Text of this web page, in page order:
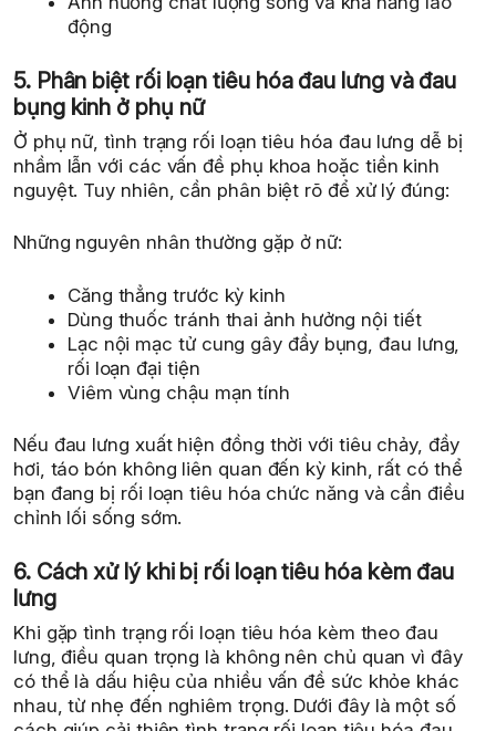
động
5. Phân biệt rối loạn tiêu hóa đau lưng và đau
bụng kinh ở phụ nữ
Ở phụ nữ, tình trạng rối loạn tiêu hóa đau lưng dễ bị
nhầm lẫn với các vấn đề phụ khoa hoặc tiền kinh
nguyệt. Tuy nhiên, cần phân biệt rõ để xử lý đúng:
Những nguyên nhân thường gặp ở nữ:
Căng thẳng trước kỳ kinh
Dùng thuốc tránh thai ảnh hưởng nội tiết
Lạc nội mạc tử cung gây đầy bụng, đau lưng,
rối loạn đại tiện
Viêm vùng chậu mạn tính
Nếu đau lưng xuất hiện đồng thời với tiêu chảy, đầy
hơi, táo bón không liên quan đến kỳ kinh, rất có thể
bạn đang bị rối loạn tiêu hóa chức năng và cần điều
chỉnh lối sống sớm.
6. Cách xử lý khi bị rối loạn tiêu hóa kèm đau
lưng
Khi gặp tình trạng rối loạn tiêu hóa kèm theo đau
lưng, điều quan trọng là không nên chủ quan vì đây
có thể là dấu hiệu của nhiều vấn đề sức khỏe khác
nhau, từ nhẹ đến nghiêm trọng. Dưới đây là một số